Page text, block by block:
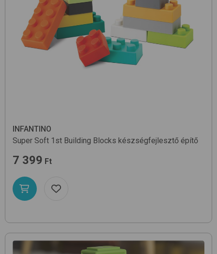
INFANTINO
Super Soft 1st Building Blocks készségfejlesztő építő
7 399 Ft